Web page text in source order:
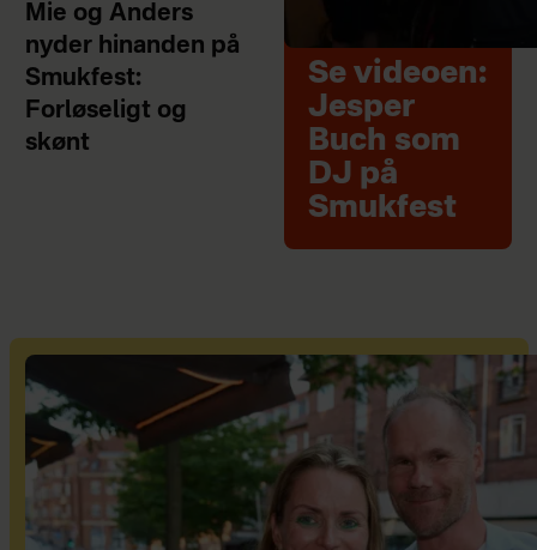
Mie og Anders
nyder hinanden på
Smukfest:
Forløseligt og
skønt
Se videoen:
Jesper
Buch som
DJ på
Smukfest